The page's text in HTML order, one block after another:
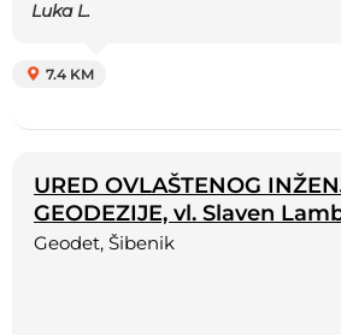
Luka L.
7.4 KM
URED OVLAŠTENOG
GEODEZIJE, vl. Slaven
Geodet, Šibenik